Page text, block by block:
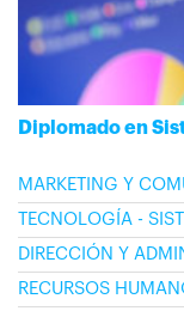
Diplomado en
MARKETING Y
TECNOLOGÍA -
DIRECCIÓN Y
RECURSOS